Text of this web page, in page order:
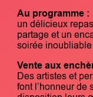
Au programme :
un délicieux
partage et un
soirée
Vente aux
Des artistes et
font l’honneur de